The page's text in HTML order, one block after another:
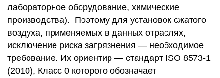
лабораторное оборудование, химические
производства). Поэтому для установок сжатого
воздуха, применяемых в данных отраслях,
исключение риска загрязнения — необходимое
требование. Их ориентир — стандарт ISO 8573-1
(2010), Класс 0 которого обозначает